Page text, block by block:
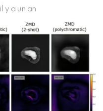
il y a un an